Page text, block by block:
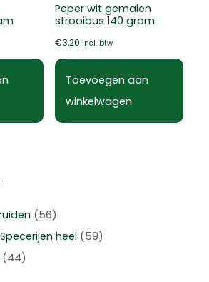
Peper wit gemalen
strooibus 140 gram
€3,20 incl. btw
Toevoegen aan
winkelwagen
(56)
heel (59)
(44)